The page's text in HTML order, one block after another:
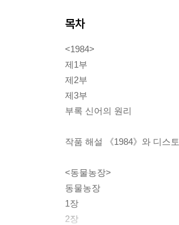
목차
<1984>
제1부
제2부
제3부
부록 신어의 원리
작품 해설 《1984》와 디스
<동물농장>
동물농장
1장
2장